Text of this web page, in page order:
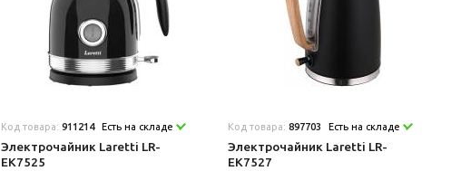
Код товара:911214 Есть на складе
Электрочайник Laretti LR-
EK7525
Код товара:897703 Есть на складе
Электрочайник Laretti LR-
EK7527